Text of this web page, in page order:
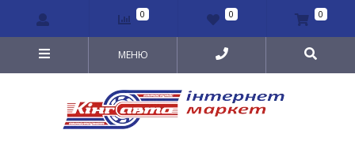
0 0 0
МЕНЮ